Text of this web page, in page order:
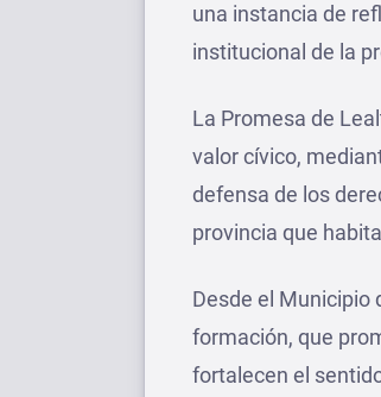
una instancia de
institucional de la
La Promesa de
valor cívico,
defensa de los
provincia que
Desde el Municipio
formación, que
fortalecen el